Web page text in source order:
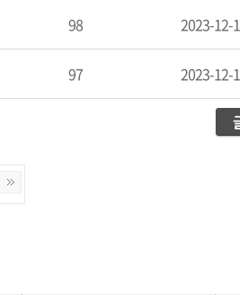
98 2023-12-
97 2023-12-